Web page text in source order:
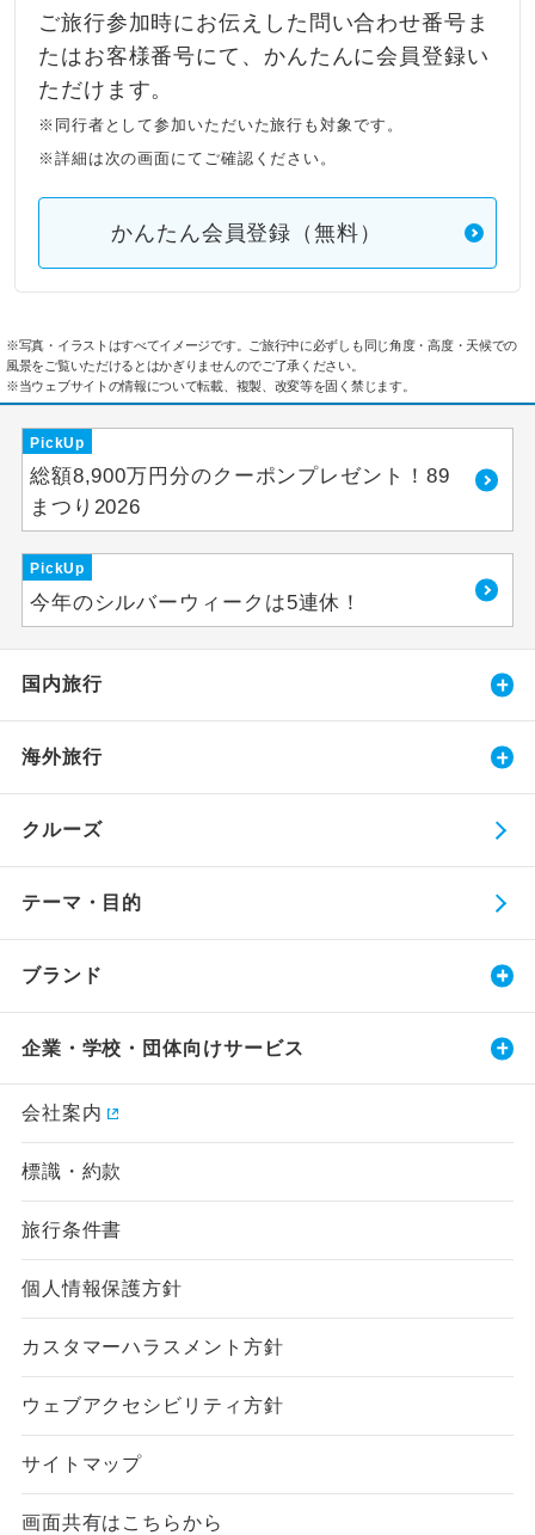
ご旅行参加時にお伝えした問い合わせ番号ま
たはお客様番号にて、かんたんに会員登録い
ただけます。
※同行者として参加いただいた旅行も対象です。
※詳細は次の画面にてご確認ください。
かんたん会員登録（無料）
※写真・イラストはすべてイメージです。ご旅行中に必ずしも同じ角度・高度・天候での
風景をご覧いただけるとはかぎりませんのでご了承ください。
※当ウェブサイトの情報について転載、複製、改変等を固く禁じます。
PickUp
総額8,900万円分のクーポンプレゼント！89
まつり2026
PickUp
今年のシルバーウィークは5連休！
国内旅行
海外旅行
クルーズ
テーマ・目的
ブランド
企業・学校・団体向けサービス
会社案内
標識・約款
旅行条件書
個人情報保護方針
カスタマーハラスメント方針
ウェブアクセシビリティ方針
サイトマップ
画面共有はこちらから